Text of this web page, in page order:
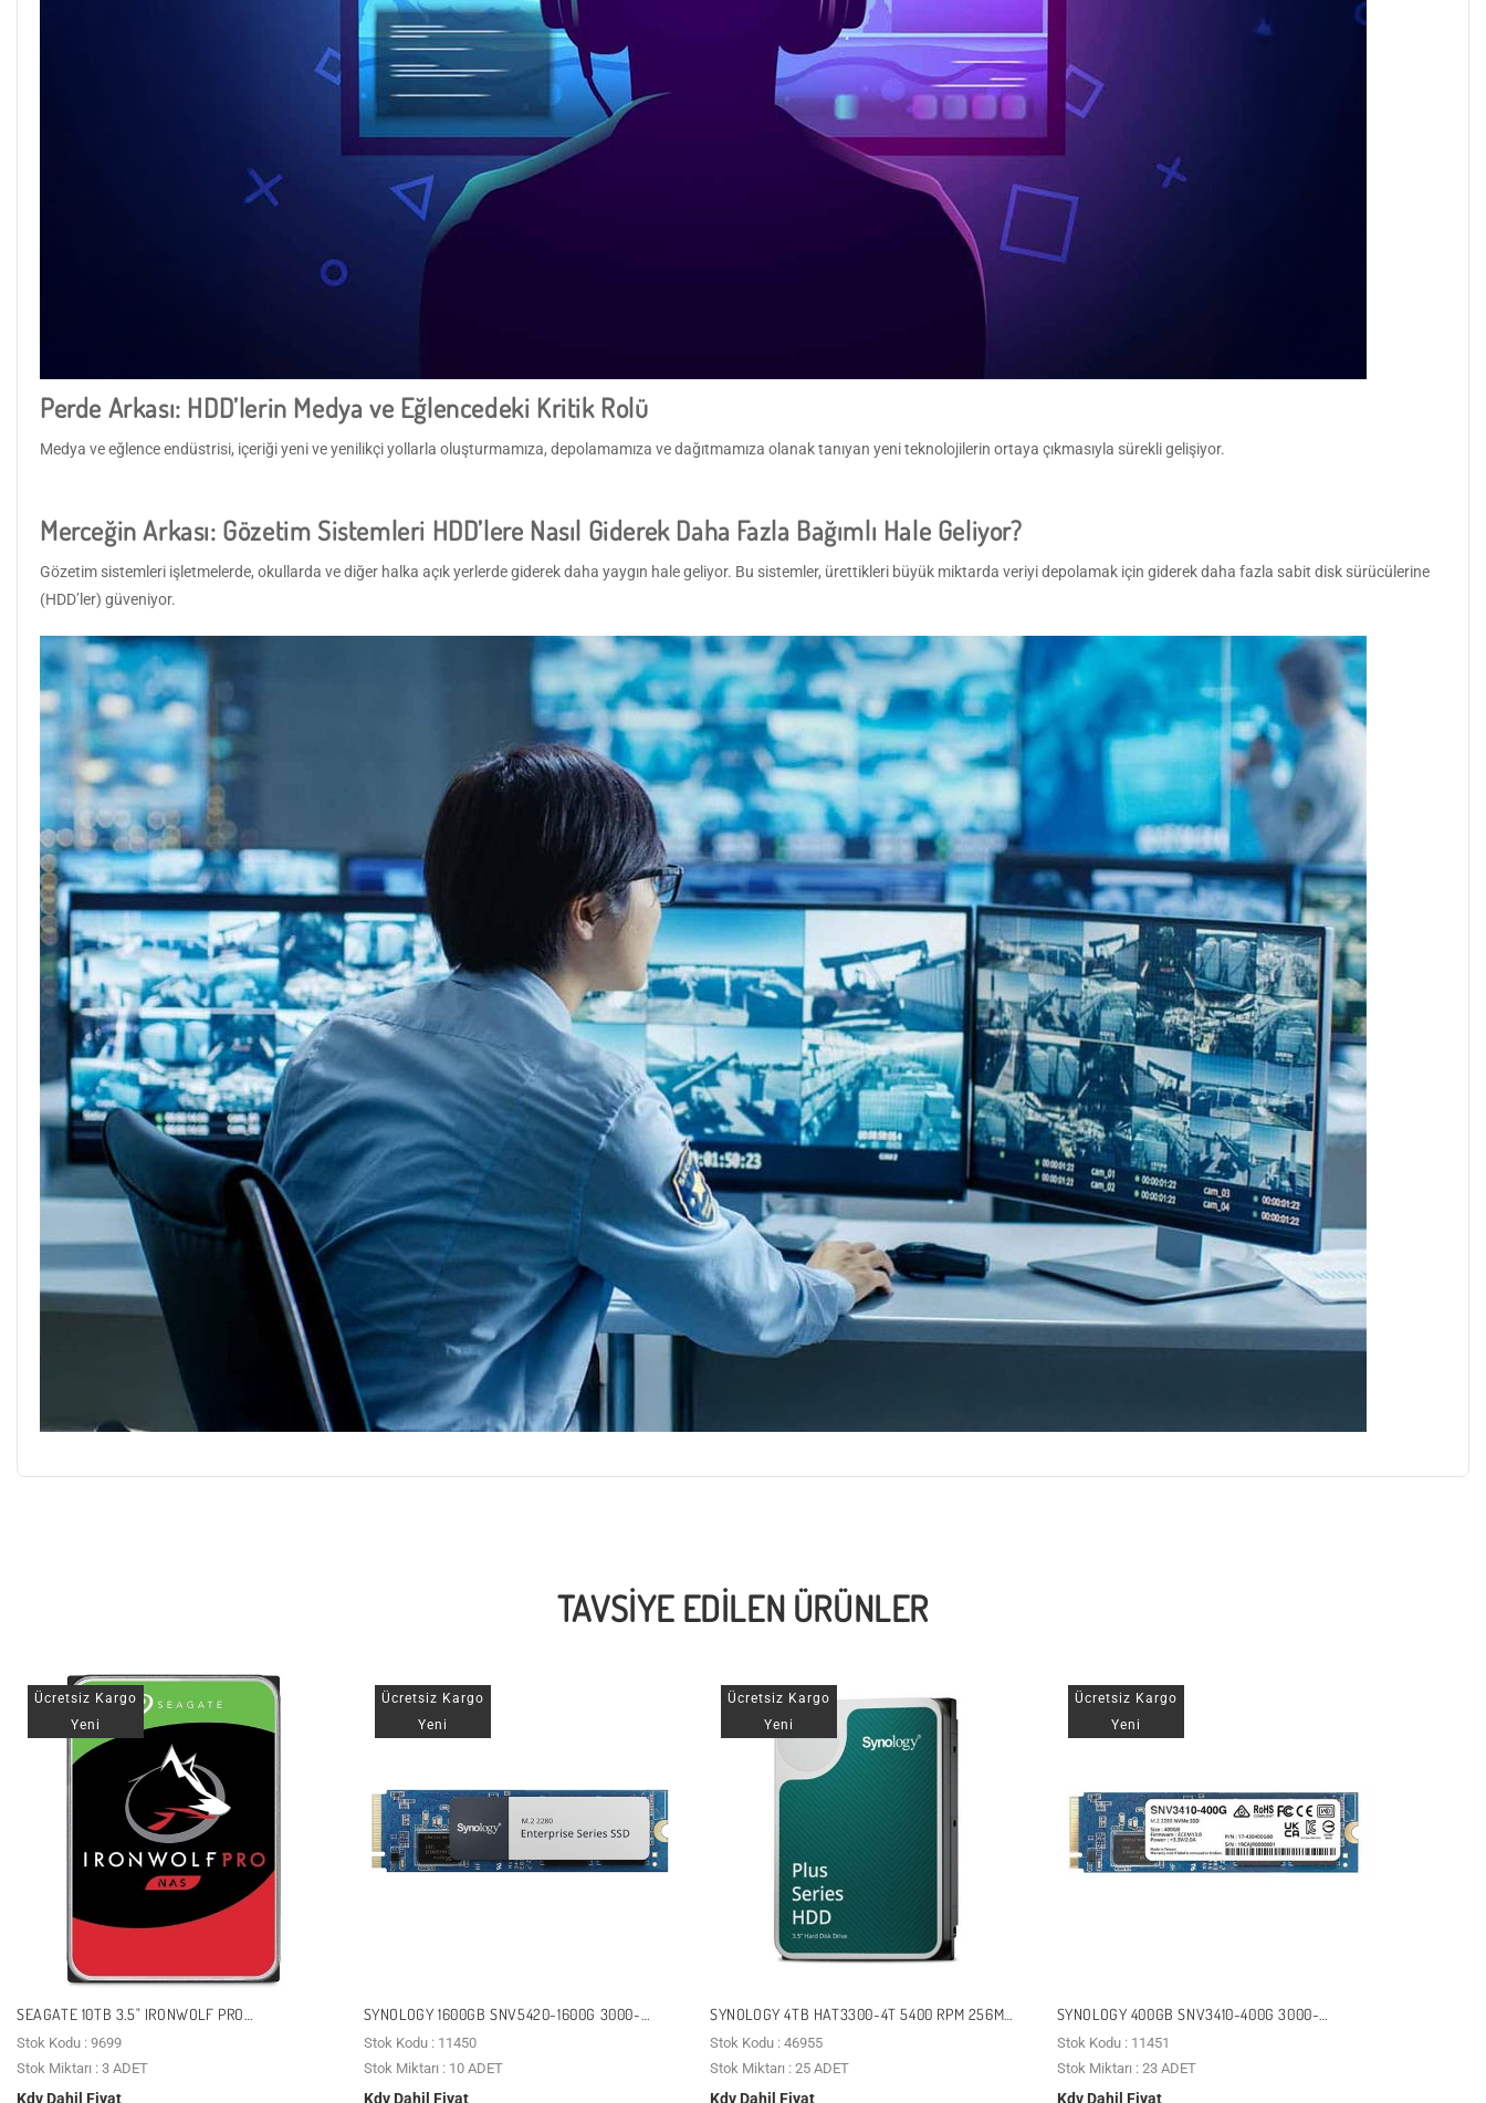
Perde Arkası: HDD’lerin Medya ve Eğlencedeki Kritik Rolü
Medya ve eğlence endüstrisi, içeriği yeni ve yenilikçi yollarla oluşturmamıza, depolamamıza ve dağıtmamıza olanak tanıyan yeni teknolojilerin ortaya çıkmasıyla sürekli gelişiyor.
Merceğin Arkası: Gözetim Sistemleri HDD’lere Nasıl Giderek Daha Fazla Bağımlı Hale Geliyor?
Gözetim sistemleri işletmelerde, okullarda ve diğer halka açık yerlerde giderek daha yaygın hale geliyor. Bu sistemler, ürettikleri büyük miktarda veriyi depolamak için giderek daha fazla sabit disk sürücülerine
(HDD’ler) güveniyor.
TAVSIYE EDILEN ÜRÜNLER
Ücretsiz Kargo
Yeni
SEAGATE 10TB 3.5" IRONWOLF PRO
ST10000NT001 7200 RPM 256MB SATA-3 NAS
DISKI
Stok Kodu : 9699
Stok Miktarı : 3 ADET
Kdv Dahil Fiyat
Ücretsiz Kargo
Yeni
SYNOLOGY 1600GB SNV5420-1600G 3000-
1000MB/S ENTERPRISE M2 NVME GEN3 NAS
DISK
Stok Kodu : 11450
Stok Miktarı : 10 ADET
Kdv Dahil Fiyat
Ücretsiz Kargo
Yeni
SYNOLOGY 4TB HAT3300-4T 5400 RPM 256MB
SATA-3 NAS DISKI
Stok Kodu : 46955
Stok Miktarı : 25 ADET
Kdv Dahil Fiyat
Ücretsiz Kargo
Yeni
SYNOLOGY 400GB SNV3410-400G 3000-
750MB/S ENTERPRISE M2 NVME GEN3 NAS
DISK
Stok Kodu : 11451
Stok Miktarı : 23 ADET
Kdv Dahil Fiyat